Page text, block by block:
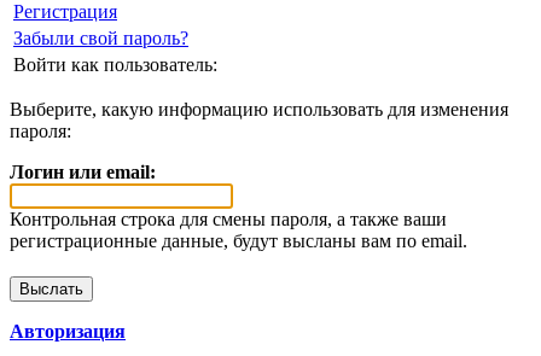
Регистрация
Забыли свой пароль?
Войти как пользователь:
Выберите, какую информацию использовать для изменения
пароля:
Логин или email:
Контрольная строка для смены пароля, а также ваши
регистрационные данные, будут высланы вам по email.
Авторизация